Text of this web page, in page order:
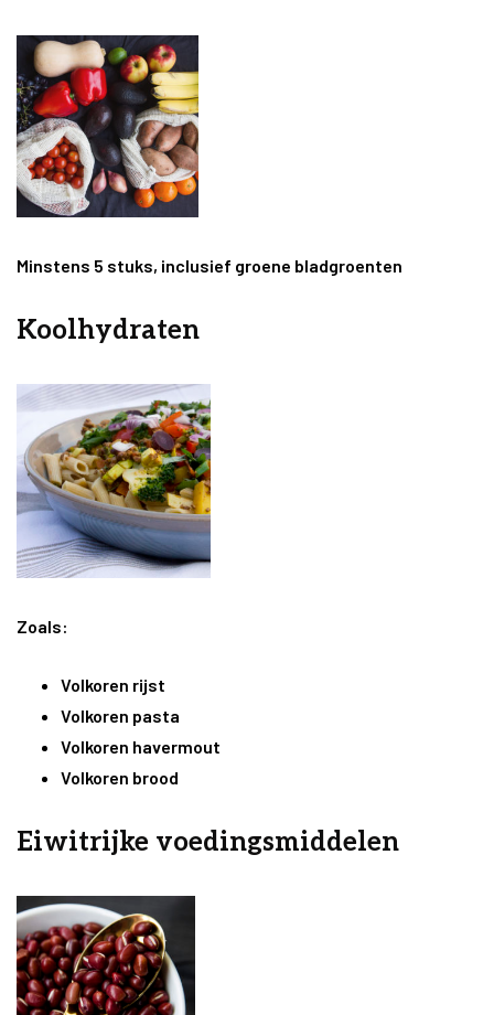
Minstens 5 stuks, inclusief groene bladgroenten
Koolhydraten
Zoals:
Volkoren rijst
Volkoren pasta
Volkoren havermout
Volkoren brood
Eiwitrijke voedingsmiddelen